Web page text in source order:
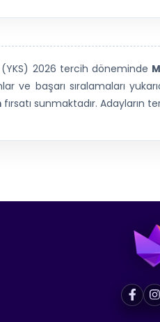
(YKS) 2026 tercih döneminde
ve başarı sıralamaları
fırsatı sunmaktadır. Adayların